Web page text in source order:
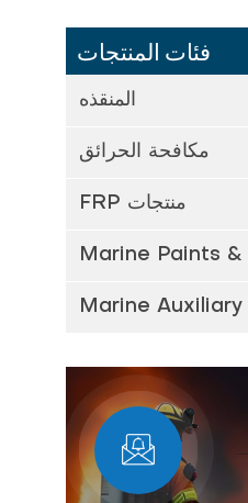
فئات المنتجات
المنقذه
مكافحة الحرائق
FRP منتجات
Marine Paints
Marine